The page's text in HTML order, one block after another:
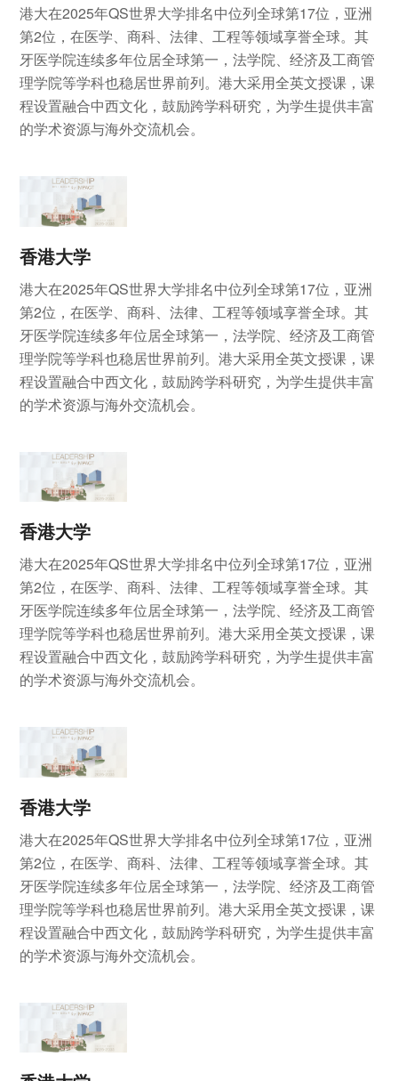
港大在2025年QS世界大学排名中位列全球第17位，亚洲
第2位，在医学、商科、法律、工程等领域享誉全球。其
牙医学院连续多年位居全球第一，法学院、经济及工商管
理学院等学科也稳居世界前列。港大采用全英文授课，课
程设置融合中西文化，鼓励跨学科研究，为学生提供丰富
的学术资源与海外交流机会。
香港大学
港大在2025年QS世界大学排名中位列全球第17位，亚洲
第2位，在医学、商科、法律、工程等领域享誉全球。其
牙医学院连续多年位居全球第一，法学院、经济及工商管
理学院等学科也稳居世界前列。港大采用全英文授课，课
程设置融合中西文化，鼓励跨学科研究，为学生提供丰富
的学术资源与海外交流机会。
香港大学
港大在2025年QS世界大学排名中位列全球第17位，亚洲
第2位，在医学、商科、法律、工程等领域享誉全球。其
牙医学院连续多年位居全球第一，法学院、经济及工商管
理学院等学科也稳居世界前列。港大采用全英文授课，课
程设置融合中西文化，鼓励跨学科研究，为学生提供丰富
的学术资源与海外交流机会。
香港大学
港大在2025年QS世界大学排名中位列全球第17位，亚洲
第2位，在医学、商科、法律、工程等领域享誉全球。其
牙医学院连续多年位居全球第一，法学院、经济及工商管
理学院等学科也稳居世界前列。港大采用全英文授课，课
程设置融合中西文化，鼓励跨学科研究，为学生提供丰富
的学术资源与海外交流机会。